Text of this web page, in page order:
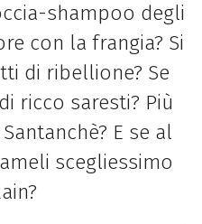
shampoo degli
con la frangia? Si
di ribellione? Se
ricco saresti? Più
E se al
scegliessimo